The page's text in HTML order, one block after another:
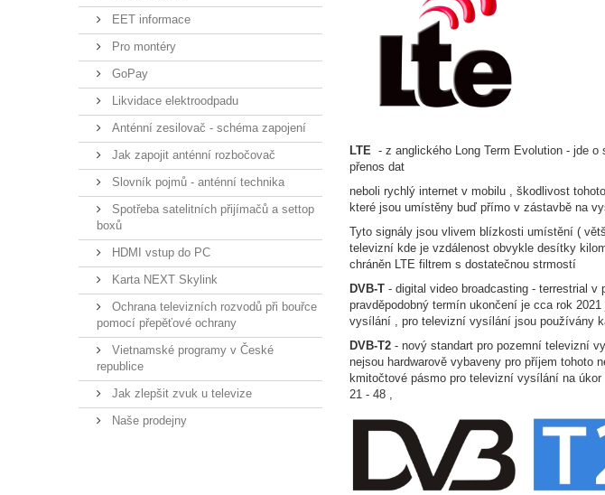
EET informace
Pro montéry
GoPay
Likvidace elektroodpadu
Anténní zesilovač - schéma zapojení
Jak zapojit anténní rozbočovač
Slovník pojmů - anténní technika
Spotřeba satelitních přijímačů a settop
boxů
HDMI vstup do PC
Karta NEXT Skylink
Ochrana televizních rozvodů při bouřce
pomocí přepěťové ochrany
Vietnamské programy v České
republice
Jak zlepšit zvuk u televize
Naše prodejny
LTE - z anglického Long Term Evolution - jde
přenos dat
neboli rychlý internet v mobilu , škodlivost
které jsou umístěny buď přímo v zástavbě na
Tyto signály jsou vlivem blízkosti umístění (
televizní kde je vzdálenost obvykle desítky
chráněn LTE filtrem s dostatečnou strmostí
DVB-T - digital video broadcasting - terrestrial
pravděpodobný termín ukončení je cca rok
vysílání , pro televizní vysílání jsou používány
DVB-T2 - nový standart pro pozemní televizní
nejsou hardwarově vybaveny pro příjem tohoto
kmitočtové pásmo pro televizní vysílání na
21 - 48 ,